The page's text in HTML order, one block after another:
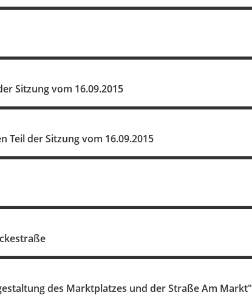
Sitzung vom 16.09.2015
Teil der Sitzung vom 16.09.2015
des Marktplatzes und der Straße Am Markt"